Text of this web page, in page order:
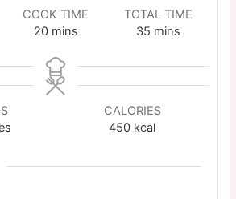
COOK TIME
20 mins
TOTAL TIME
35 mins
CALORIES
450 kcal